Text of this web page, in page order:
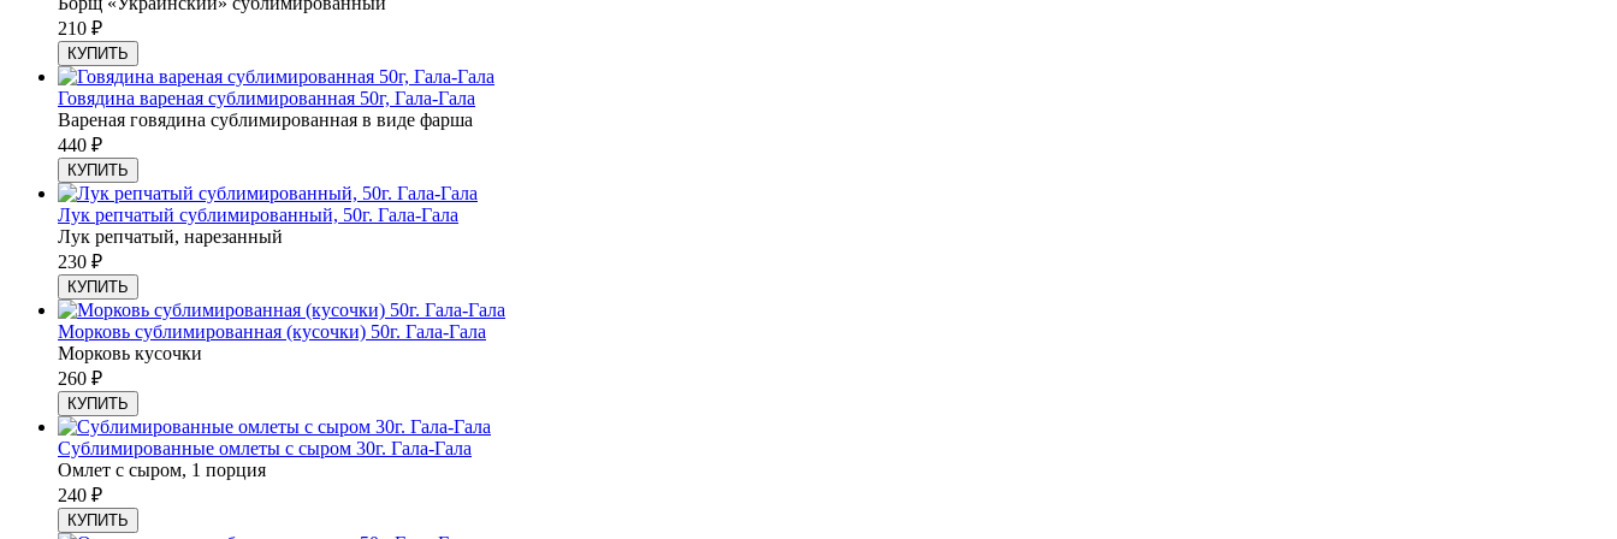
210 ₽
КУПИТЬ
Говядина вареная сублимированная 50г, Гала-Гала
Вареная говядина сублимированная в виде фарша
440 ₽
КУПИТЬ
Лук репчатый сублимированный, 50г. Гала-Гала
Лук репчатый, нарезанный
230 ₽
КУПИТЬ
Морковь сублимированная (кусочки) 50г. Гала-Гала
Морковь кусочки
260 ₽
КУПИТЬ
Сублимированные омлеты с сыром 30г. Гала-Гала
Омлет с сыром, 1 порция
240 ₽
КУПИТЬ